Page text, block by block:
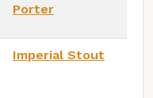
Porter
Imperial Stout